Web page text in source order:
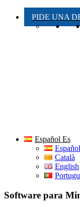
PIDE UNA
Español Es
Català
English
Software para